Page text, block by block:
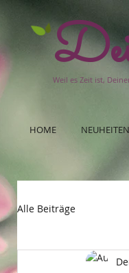
Weil es Zeit ist,
HOME NEUHEITEN
Alle Beiträge